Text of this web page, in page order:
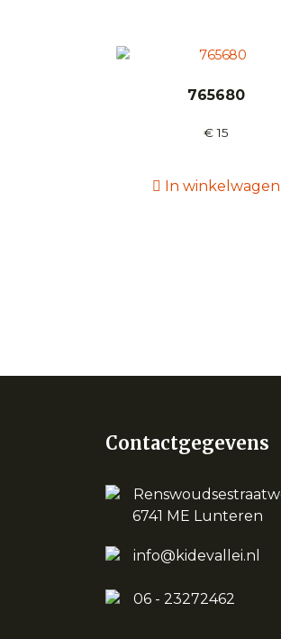
765680
€15
In winkelwagen
Contactgegevens
6741 ME Lunteren
info@kidevallei.nl
06 - 23272462